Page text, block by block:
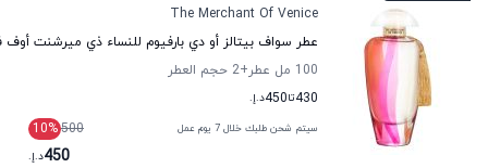
The Merchant Of Venice
عطر سواف بيتالز أو دي بارفيوم للنساء ذي ميرشنت
100 مل عطر
+2
حجم العطر
430تا450د.إ.
سيتم شحن طلبك خلال 7 يوم عمل 500
10%
450د.إ.